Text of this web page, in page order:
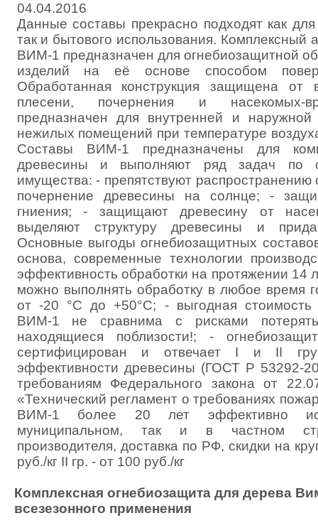
04.04.2016
Данные составы прекрасно подходят как
так и бытового использования. Комплексный
ВИМ-1 предназначен для огнебиозащитной
изделий на её основе способом
Обработанная конструкция защищена от
плесени, почернения и насекомых-
предназначен для внутренней и
нежилых помещений при температуре
Составы ВИМ-1 предназначены для
древесины и выполняют ряд задач по
имущества: - препятствуют распространению
почернение древесины на солнце; -
гниения; - защищают древесину от
выделяют структуру древесины и
Основные выгоды огнебиозащитных
основа, современные технологии
эффективность обработки на протяжении 14
можно выполнять обработку в любое время
от -20 °С до +50°С; - выгодная стоимость
ВИМ-1 не сравнима с рисками
находящиеся поблизости!; -
сертифицирован и отвечает I и II
эффективности древесины (ГОСТ Р 53292-
требованиям Федерального закона от
«Технический регламент о требованиях
ВИМ-1 более 20 лет эффективно
муниципальном, так и в частном
производителя, доставка по РФ, скидки на
руб./кг II гр. - от 100 руб./кг
Комплексная огнебиозащита для дерева
всезезонного применения